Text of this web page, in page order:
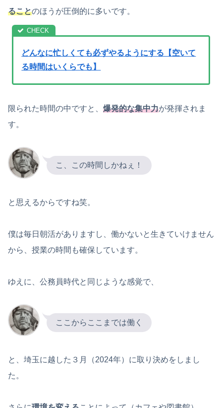
ることのほうが圧倒的に多いです。
どんなに忙しくても必ずやるようにする【空いて
る時間はいくらでも】
限られた時間の中ですと、 爆発的な集中力が発揮されま
す。
こ、この時間しかねぇ！
と思えるからですね笑。
僕は毎日朝活がありますし、働かないと生きていけません
から、授業の時間も確保しています。
ゆえに、公務員時代と同じような感覚で、
ここからここまでは働く
と、埼玉に越した３月（2024年）に取り決めをしまし
た。